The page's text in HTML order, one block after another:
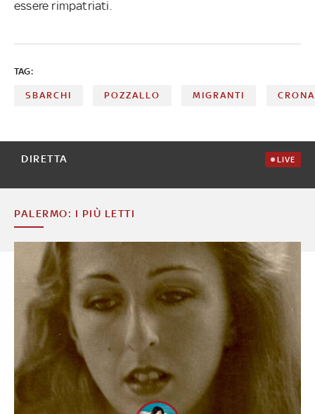
essere rimpatriati.
TAG:
SBARCHI POZZALLO MIGRANTI
DIRETTA LIVE
PALERMO: I PIÙ LETTI